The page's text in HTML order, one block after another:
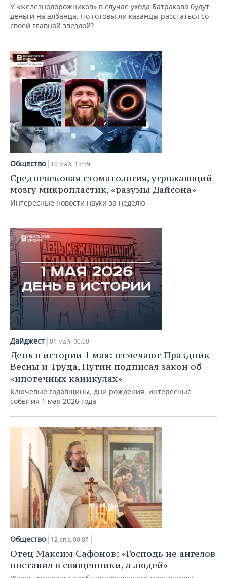
У «железнодорожников» в случае ухода Батракова будут
деньги на албанца. Но готовы ли казанцы расстаться со
своей главной звездой?
Общество 10 май, 15:59
Средневековая стоматология, угрожающий
мозгу микропластик, «разумы Дайсона»
Интересные новости науки за неделю
Дайджест 01 май, 00:00
День в истории 1 мая: отмечают Праздник
Весны и Труда, Путин подписал закон об
«ипотечных каникулах»
Ключевые годовщины, дни рождения, интересные
события 1 мая 2026 года
Общество 12 апр, 00:07
Отец Максим Сафонов: «Господь не ангелов
поставил в священники, а людей»